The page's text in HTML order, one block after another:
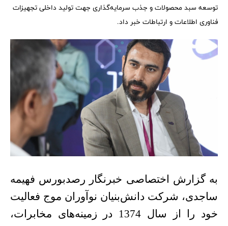
توسعه سبد محصولات و جذب سرمایه‌گذاری جهت تولید داخلی تجهیزات
فناوری اطلاعات و ارتباطات خبر داد.
به گزارش اختصاصی خبرنگار رصدبورس فهیمه
ساجدی، شرکت دانش‌بنیان نوآوران موج فعالیت
خود را از سال 1374 در زمینه‌های مخابرات،